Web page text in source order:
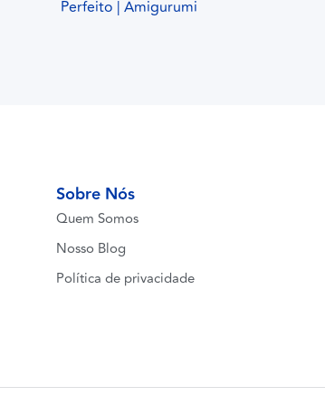
Perfeito | Amigurumi
Sobre Nós
Quem Somos
Nosso Blog
Política de privacidade